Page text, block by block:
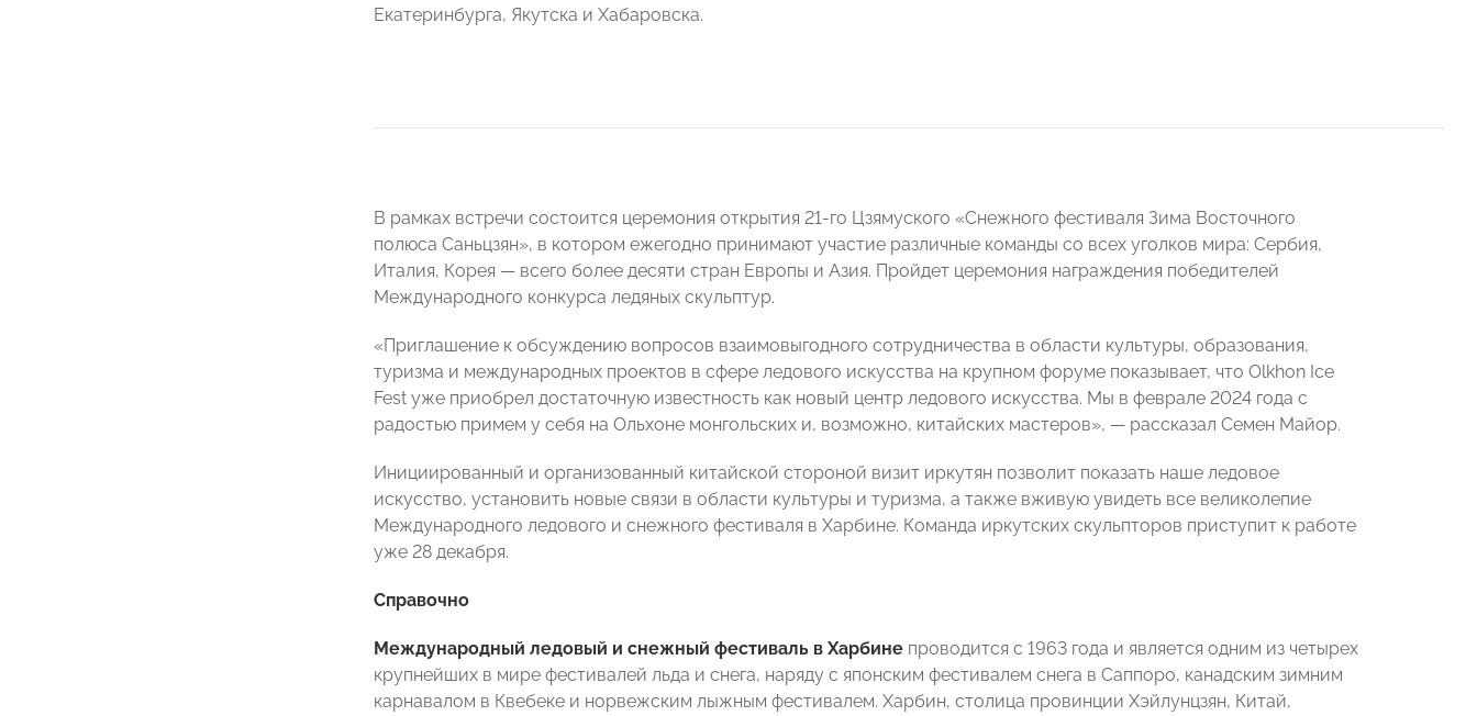
Екатеринбурга, Якутска и Хабаровска.
В рамках встречи состоится церемония открытия 21-го Цзямуского «Снежного фестиваля Зима Восточного
полюса Саньцзян», в котором ежегодно принимают участие различные команды со всех уголков мира: Сербия,
Италия, Корея — всего более десяти стран Европы и Азия. Пройдет церемония награждения победителей
Международного конкурса ледяных скульптур.
«Приглашение к обсуждению вопросов взаимовыгодного сотрудничества в области культуры, образования,
туризма и международных проектов в сфере ледового искусства на крупном форуме показывает, что Olkhon Ice
Fest уже приобрел достаточную известность как новый центр ледового искусства. Мы в феврале 2024 года с
радостью примем у себя на Ольхоне монгольских и, возможно, китайских мастеров», — рассказал Семен Майор.
Инициированный и организованный китайской стороной визит иркутян позволит показать наше ледовое
искусство, установить новые связи в области культуры и туризма, а также вживую увидеть все великолепие
Международного ледового и снежного фестиваля в Харбине. Команда иркутских скульпторов приступит к работе
уже 28 декабря.
Справочно
Международный ледовый и снежный фестиваль в Харбине проводится с 1963 года и является одним из четырех
крупнейших в мире фестивалей льда и снега, наряду с японским фестивалем снега в Саппоро, канадским зимним
карнавалом в Квебеке и норвежским лыжным фестивалем. Харбин, столица провинции Хэйлунцзян, Китай,